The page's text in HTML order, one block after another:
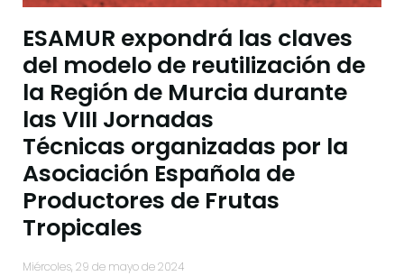
ESAMUR expondrá las claves
del modelo de reutilización de
la Región de Murcia durante
las VIII Jornadas
Técnicas organizadas por la
Asociación Española de
Productores de Frutas
Tropicales
miércoles, 29 de mayo de 2024